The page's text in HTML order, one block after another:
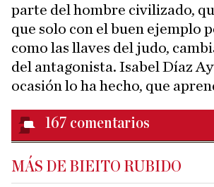
parte del hombre civilizado,
que solo con el buen ejemplo
como las llaves del judo,
del antagonista. Isabel Díaz
ocasión lo ha hecho, que
167 comentarios
MÁS DE BIEITO RUBIDO